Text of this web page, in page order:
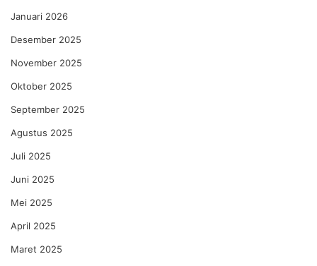
Januari 2026
Desember 2025
November 2025
Oktober 2025
September 2025
Agustus 2025
Juli 2025
Juni 2025
Mei 2025
April 2025
Maret 2025